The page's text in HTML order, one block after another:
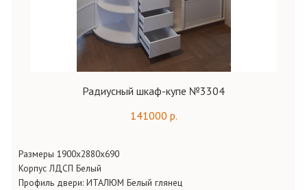
Радиусный шкаф-купе №3304
141000 р.
Размеры 1900х2880х690
Корпус ЛДСП Белый
Профиль двери: ИТАЛЮМ Белый глянец